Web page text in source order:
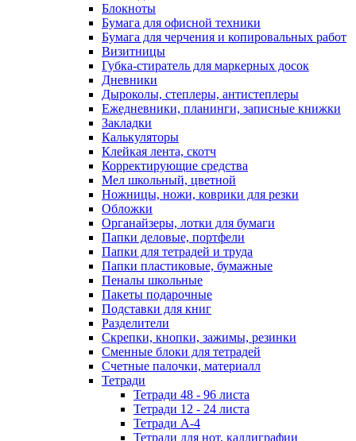
Блокноты
Бумага для офисной техники
Бумага для черчения и копировальных работ
Визитницы
Губка-стиратель для маркерных досок
Дневники
Дыроколы, степлеры, антистеплеры
Ежедневники, планинги, записные книжки
Закладки
Калькуляторы
Клейкая лента, скотч
Корректирующие средства
Мел школьный, цветной
Ножницы, ножи, коврики для резки
Обложки
Органайзеры, лотки для бумаги
Папки деловые, портфели
Папки для тетрадей и труда
Папки пластиковые, бумажные
Пеналы школьные
Пакеты подарочные
Подставки для книг
Разделители
Скрепки, кнопки, зажимы, резинки
Сменные блоки для тетрадей
Счетные палочки, материалл
Тетради
Тетради 48 - 96 листа
Тетради 12 - 24 листа
Тетради А-4
Тетради для нот, каллиграфии